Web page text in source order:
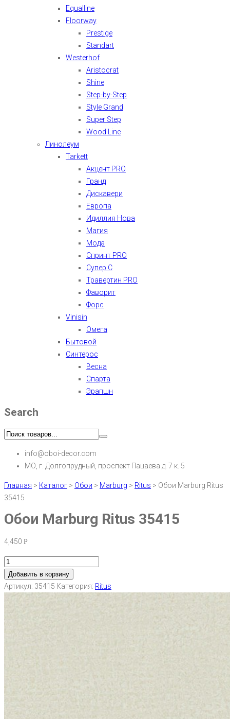
Equalline
Floorway
Prestige
Standart
Westerhof
Aristocrat
Shine
Step-by-Step
Style Grand
Super Step
Wood Line
Линолеум
Tarkett
Акцент PRO
Гранд
Дискавери
Европа
Идиллия Нова
Магия
Мода
Спринт PRO
Супер С
Травертин PRO
Фаворит
Форс
Vinisin
Омега
Бытовой
Синтерос
Весна
Спарта
Эрапшн
Search
info@oboi-decor.com
МО, г. Долгопрудный, проспект Пацаева д. 7 к. 5
Главная > Каталог > Обои > Marburg > Ritus > Обои Marburg Ritus
35415
Обои Marburg Ritus 35415
4,450 Р
Добавить в корзину
Артикул: 35415 Категория: Ritus